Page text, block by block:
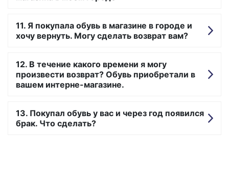
Я покупала обувь в магазине в городе и
хочу вернуть. Могу сделать возврат вам?
В течение какого времени я могу
произвести возврат? Обувь приобретали в
вашем интерне-магазине.
Покупал обувь у вас и через год появился
брак. Что сделать?